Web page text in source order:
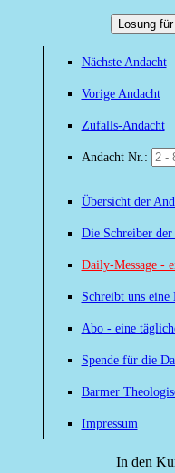
Losung
Nächste Andacht
Vorige Andacht
Zufalls-Andacht
Andacht Nr.:
Übersicht der
Die Schreiber der
Daily-Message -
Schreibt uns eine
Abo - eine
Spende für die
Barmer
Impressum
In den